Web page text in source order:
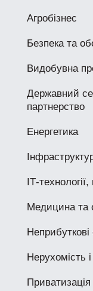
Агробізнес
Безпека та
Видобувна
Державний
партнерство
Енергетика
ІТ-
Медицина та
Неприбуткові
Нерухомість
Приватизація